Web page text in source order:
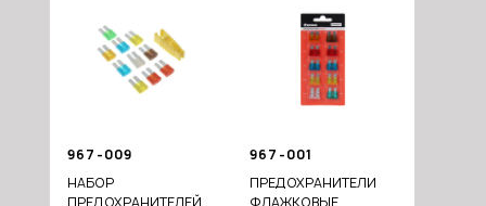
967-009
НАБОР
ПРЕДОХРАНИТЕЛЕЙ
967-001
ПРЕДОХРАНИТЕЛИ
ФЛАЖКОВЫЕ